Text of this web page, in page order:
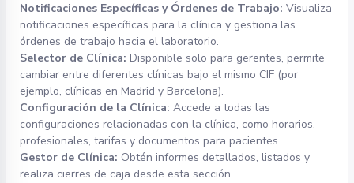
Notificaciones Específicas y Órdenes de Trabajo: Visualiza
notificaciones específicas para la clínica y gestiona las
órdenes de trabajo hacia el laboratorio.
Selector de Clínica: Disponible solo para gerentes, permite
cambiar entre diferentes clínicas bajo el mismo CIF (por
ejemplo, clínicas en Madrid y Barcelona).
Configuración de la Clínica: Accede a todas las
configuraciones relacionadas con la clínica, como horarios,
profesionales, tarifas y documentos para pacientes.
Gestor de Clínica: Obtén informes detallados, listados y
realiza cierres de caja desde esta sección.